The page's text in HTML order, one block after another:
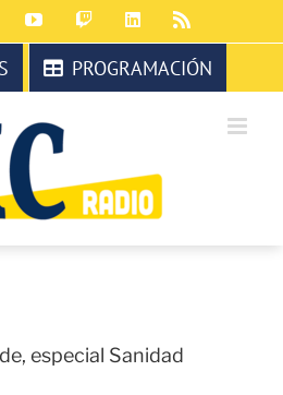
FacebookYouTubeTwitchLinkedIn
PROGRAMACIÓN
especial Sanidad